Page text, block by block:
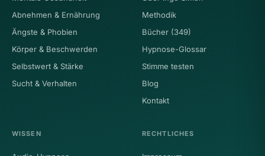
Abnehmen & Ernährung
Ängste & Phobien
Körper & Beschwerden
Selbstwert & Stärke
Sucht & Verhalten
Methodik
Bücher (349)
Hypnose-Glossar
Stimme testen
Blog
Kontakt
WISSEN RECHTLICHES